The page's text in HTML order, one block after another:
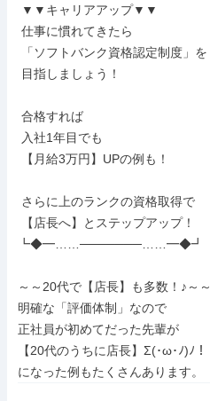
┗◆━……───────……━◆┛
～～20代で【店長】も多数！♪～～
明確な「評価体制」なので
正社員が初めてだった先輩が
【20代のうちに店長】Σ(･ω･ﾉ)ﾉ！
になった例もたくさんあります。